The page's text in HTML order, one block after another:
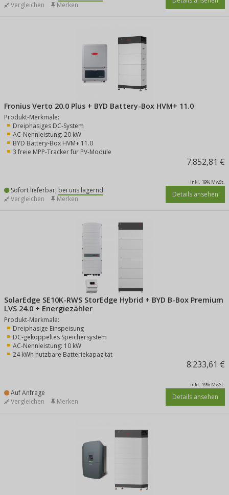
Vergleichen Merken
Fronius Verto 20.0 Plus + BYD Battery-Box HVM+ 11.0
Produkt-Merkmale:
Dreiphasiges DC-System
AC-Nennleistung: 20 kW
BYD Battery-Box HVM+ 11.0
3 freie MPP-Tracker für PV-Module
7.852,81 €
inkl. 19% MwSt.
Sofort lieferbar, bei uns lagernd Details ansehen
Vergleichen Merken
SolarEdge SE10K-RWS StorEdge Hybrid + BYD B-Box Premium
LVS 24.0 + Energiezähler
Produkt-Merkmale:
Dreiphasige Einspeisung
DC-gekoppeltes Speichersystem
AC-Nennleistung: 10 kW
24 kWh nutzbare Batteriekapazität
8.233,61 €
inkl. 19% MwSt.
Auf Anfrage Details ansehen
Vergleichen Merken